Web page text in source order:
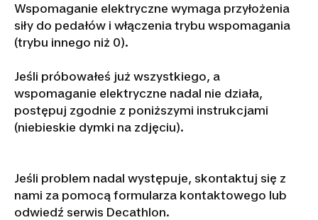
Wspomaganie elektryczne wymaga przyłożenia
siły do pedałów i włączenia trybu wspomagania
(trybu innego niż 0).
Jeśli próbowałeś już wszystkiego, a
wspomaganie elektryczne nadal nie działa,
postępuj zgodnie z poniższymi instrukcjami
(niebieskie dymki na zdjęciu).
Jeśli problem nadal występuje, skontaktuj się z
nami za pomocą formularza kontaktowego lub
odwiedź serwis Decathlon.